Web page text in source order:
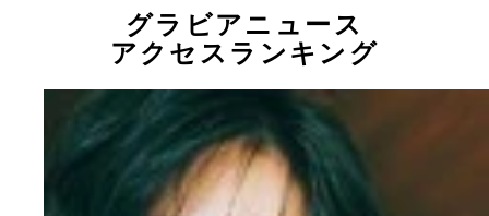
グラビアニュース
アクセスランキング